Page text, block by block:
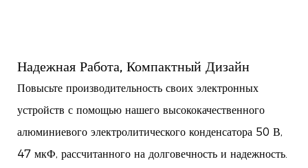
Надежная Работа, Компактный Дизайн
Повысьте производительность своих электронных
устройств с помощью нашего высококачественного
алюминиевого электролитического конденсатора 50 В,
47 мкФ, рассчитанного на долговечность и надежность.